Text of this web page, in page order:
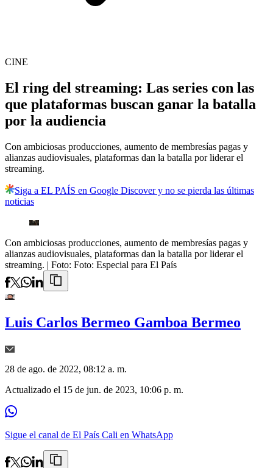
CINE
El ring del streaming: Las series con las
que plataformas buscan ganar la batalla
por la audiencia
Con ambiciosas producciones, aumento de membresías pagas y
alianzas audiovisuales, plataformas dan la batalla por liderar el
streaming.
Siga a EL PAÍS en Google Discover y no se pierda las últimas
noticias
Con ambiciosas producciones, aumento de membresías pagas y
alianzas audiovisuales, plataformas dan la batalla por liderar el
streaming. | Foto: Foto: Especial para El País
Luis Carlos Bermeo Gamboa Bermeo
28 de ago. de 2022, 08:12 a. m.
Actualizado el 15 de jun. de 2023, 10:06 p. m.
Sigue el canal de El País Cali en WhatsApp